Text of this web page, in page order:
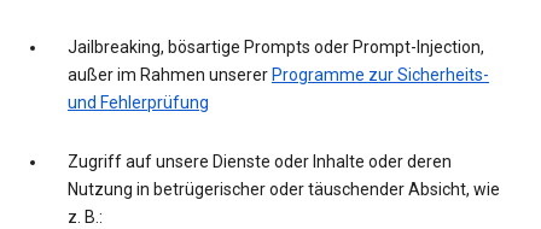
Jailbreaking, bösartige Prompts oder Prompt-Injection,
außer im Rahmen unserer Programme zur Sicherheits-
und Fehlerprüfung
Zugriff auf unsere Dienste oder Inhalte oder deren
Nutzung in betrügerischer oder täuschender Absicht, wie
z. B.: